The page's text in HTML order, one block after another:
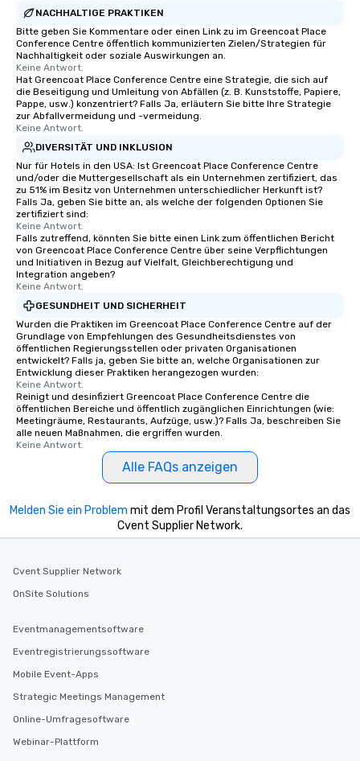
NACHHALTIGE PRAKTIKEN
Bitte geben Sie Kommentare oder einen Link zu im Greencoat Place
Conference Centre öffentlich kommunizierten Zielen/Strategien für
Nachhaltigkeit oder soziale Auswirkungen an.
Keine Antwort.
Hat Greencoat Place Conference Centre eine Strategie, die sich auf
die Beseitigung und Umleitung von Abfällen (z. B. Kunststoffe, Papiere,
Pappe, usw.) konzentriert? Falls Ja, erläutern Sie bitte Ihre Strategie
zur Abfallvermeidung und -vermeidung.
Keine Antwort.
DIVERSITÄT UND INKLUSION
Nur für Hotels in den USA: Ist Greencoat Place Conference Centre
und/oder die Muttergesellschaft als ein Unternehmen zertifiziert, das
zu 51% im Besitz von Unternehmen unterschiedlicher Herkunft ist?
Falls Ja, geben Sie bitte an, als welche der folgenden Optionen Sie
zertifiziert sind:
Keine Antwort.
Falls zutreffend, könnten Sie bitte einen Link zum öffentlichen Bericht
von Greencoat Place Conference Centre über seine Verpflichtungen
und Initiativen in Bezug auf Vielfalt, Gleichberechtigung und
Integration angeben?
Keine Antwort.
GESUNDHEIT UND SICHERHEIT
Wurden die Praktiken im Greencoat Place Conference Centre auf der
Grundlage von Empfehlungen des Gesundheitsdienstes von
öffentlichen Regierungsstellen oder privaten Organisationen
entwickelt? Falls ja, geben Sie bitte an, welche Organisationen zur
Entwicklung dieser Praktiken herangezogen wurden:
Keine Antwort.
Reinigt und desinfiziert Greencoat Place Conference Centre die
öffentlichen Bereiche und öffentlich zugänglichen Einrichtungen (wie:
Meetingräume, Restaurants, Aufzüge, usw.)? Falls Ja, beschreiben Sie
alle neuen Maßnahmen, die ergriffen wurden.
Keine Antwort.
Alle FAQs anzeigen
Melden Sie ein Problem mit dem Profil Veranstaltungsortes an das
Cvent Supplier Network.
Cvent Supplier Network
OnSite Solutions
Eventmanagementsoftware
Eventregistrierungssoftware
Mobile Event-Apps
Strategic Meetings Management
Online-Umfragesoftware
Webinar-Plattform